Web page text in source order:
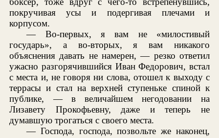
покручивая усы и подергивая плечами и
корпусом.
— Во-первых, я вам не «милостивый
государь», а во-вторых, я вам никакого
объяснения давать не намерен, — резко ответил
ужасно разгорячившийся Иван Федорович, встал
с места и, не говоря ни слова, отошел к выходу с
террасы и стал на верхней ступеньке спиной к
публике, — в величайшем негодовании на
Лизавету Прокофьевну, даже и теперь не
думавшую трогаться с своего места.
— Господа, господа, позвольте же наконец,